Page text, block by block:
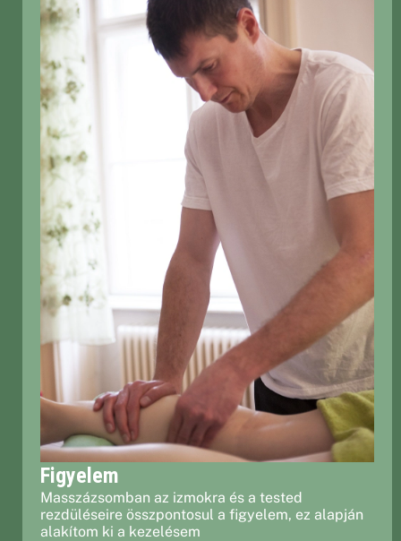
Figyelem
Masszázsomban az izmokra és a tested
rezdüléseire összpontosul a figyelem, ez alapján
alakítom ki a kezelésem